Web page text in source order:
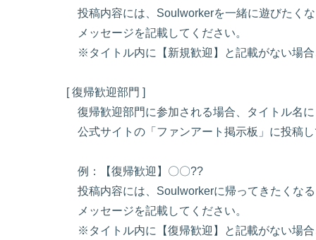
投稿内容には、Soulworkerを一緒に遊びたく
メッセージを記載してください。
※タイトル内に【新規歓迎】と記載がない場合
[ 復帰歓迎部門 ]
復帰歓迎部門に参加される場合、タイトル名
公式サイトの「ファンアート掲示板」に投稿
例：【復帰歓迎】〇〇??
投稿内容には、Soulworkerに帰ってきたくな
メッセージを記載してください。
※タイトル内に【復帰歓迎】と記載がない場合